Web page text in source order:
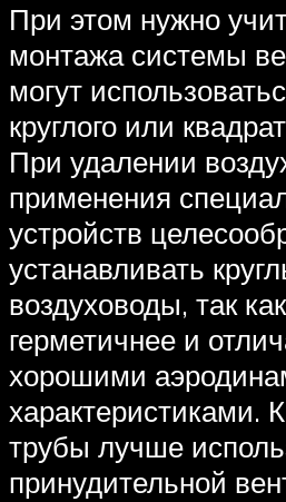
При этом нужно
монтажа системы
могут
круглого или
При удалении
применения
устройств
устанавливать
воздуховоды, так
герметичнее и
хорошими
характеристиками.
трубы лучше
принудительной